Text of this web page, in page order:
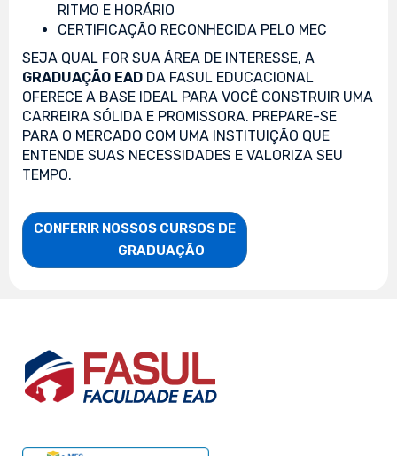
RITMO E HORÁRIO
CERTIFICAÇÃO RECONHECIDA PELO MEC
SEJA QUAL FOR SUA ÁREA DE INTERESSE, A
GRADUAÇÃO EAD DA FASUL EDUCACIONAL
OFERECE A BASE IDEAL PARA VOCÊ CONSTRUIR UMA
CARREIRA SÓLIDA E PROMISSORA. PREPARE-SE
PARA O MERCADO COM UMA INSTITUIÇÃO QUE
ENTENDE SUAS NECESSIDADES E VALORIZA SEU
TEMPO.
CONFERIR NOSSOS CURSOS DE
                    GRADUAÇÃO